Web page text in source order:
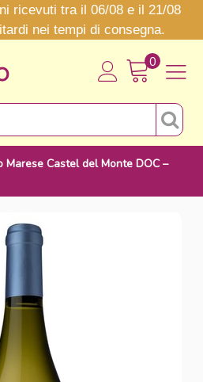
ricevuti tra il 06/08 e il 21/08
nei tempi di consegna.
0
Marese Castel del Monte DOC –